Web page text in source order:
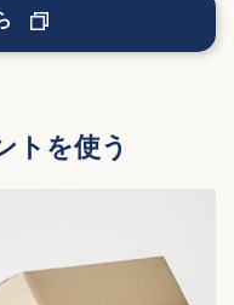
トを使う